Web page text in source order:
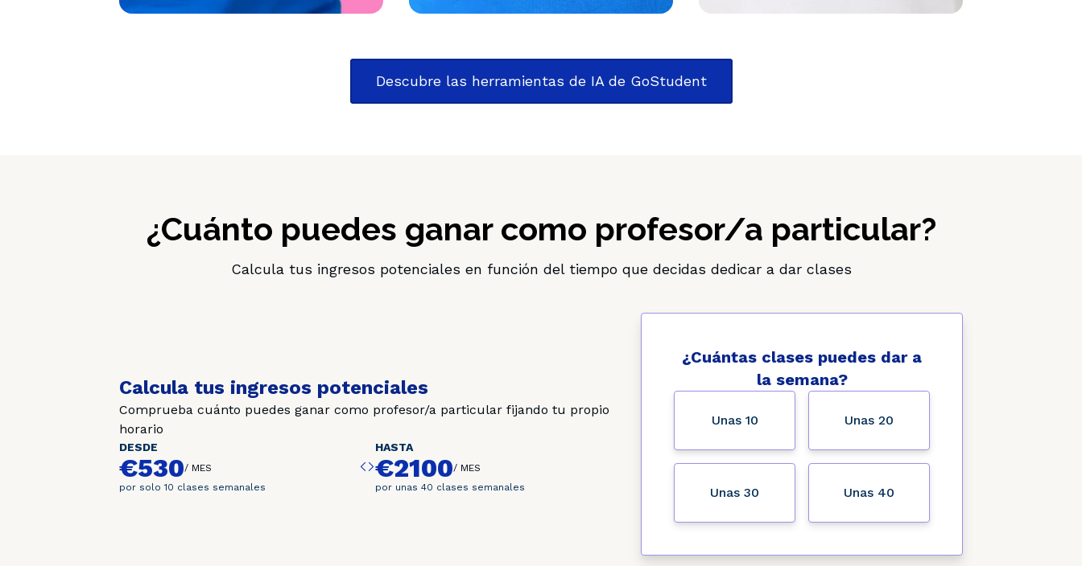
Descubre las herramientas de IA de GoStudent
¿Cuánto puedes ganar como profesor/a particular?
Calcula tus ingresos potenciales en función del tiempo que decidas dedicar a dar clases
Calcula tus ingresos potenciales
Comprueba cuánto puedes ganar como profesor/a particular fijando tu propio
horario
DESDE
€530/ MES
por solo 10 clases semanales
HASTA
€2100/ MES
por unas 40 clases semanales
¿Cuántas clases puedes dar a
la semana?
Unas 10 Unas 20
Unas 30 Unas 40